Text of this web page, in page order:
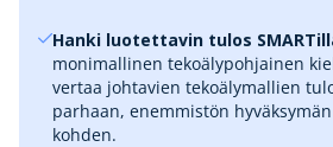
Hanki luotettavin tulos
monimallinen tekoälypohjainen
vertaa johtavien tekoälymallien
parhaan, enemmistön
kohden.